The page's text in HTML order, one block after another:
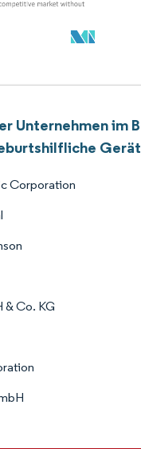
Unternehmen im
Corporation
& Co. KG